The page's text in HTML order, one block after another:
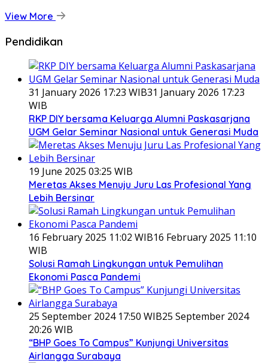
View More
Pendidikan
31 January 2026 17:23 WIB31 January 2026 17:23
WIB
RKP DIY bersama Keluarga Alumni Paskasarjana
UGM Gelar Seminar Nasional untuk Generasi Muda
19 June 2025 03:25 WIB
Meretas Akses Menuju Juru Las Profesional Yang
Lebih Bersinar
16 February 2025 11:02 WIB16 February 2025 11:10
WIB
Solusi Ramah Lingkungan untuk Pemulihan
Ekonomi Pasca Pandemi
25 September 2024 17:50 WIB25 September 2024
20:26 WIB
“BHP Goes To Campus” Kunjungi Universitas
Airlangga Surabaya